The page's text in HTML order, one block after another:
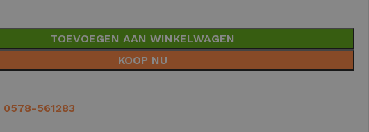
TOEVOEGEN AAN WINKELWAGEN
KOOP NU
0578-561283